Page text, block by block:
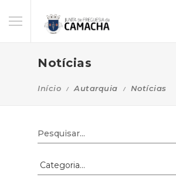
Notícias
Início Autarquia Notícias